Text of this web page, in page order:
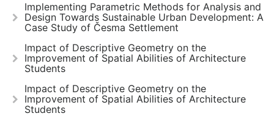
Implementing Parametric Methods for Analysis and
Design Towards Sustainable Urban Development: A
Case Study of Česma Settlement
Impact of Descriptive Geometry on the
Improvement of Spatial Abilities of Architecture
Students
Impact of Descriptive Geometry on the
Improvement of Spatial Abilities of Architecture
Students